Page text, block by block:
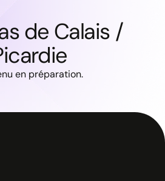
de Calais /
en préparation.